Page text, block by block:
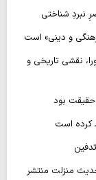
نبردِ شناختی
و دینی» است
نقشی تاریخی و
حقیقت بود
کرده است
منزلت منتشر